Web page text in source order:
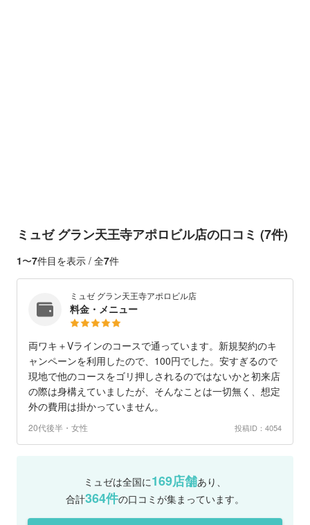
ミュゼ グラン天王寺アポロビル店の口コミ (7件)
1〜7件目を表示 / 全7件
ミュゼ グラン天王寺アポロビル店
料金・メニュー
両ワキ＋Vラインのコースで通っています。新規契約のキ
ャンペーンを利用したので、100円でした。安すぎるので
現地で他のコースをゴリ押しされるのではないかと初来店
の際は身構えていましたが、そんなことは一切無く、想定
外の費用は掛かっていません。
20代後半・女性 投稿ID：4054
ミュゼは全国に169店舗あり、
合計364件の口コミが集まっています。